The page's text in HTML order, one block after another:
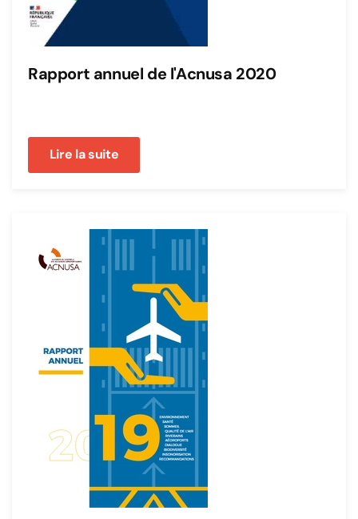
Rapport annuel de l'Acnusa 2020
Lire la suite